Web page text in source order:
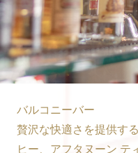
バルコニーバー
贅沢な快適さを提供す
ヒー、アフタヌーン テ